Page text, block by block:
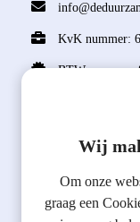
KvK nummer:
BTW nummer:
Algemene
Privacy Policy
Wij
Om onze
graag een